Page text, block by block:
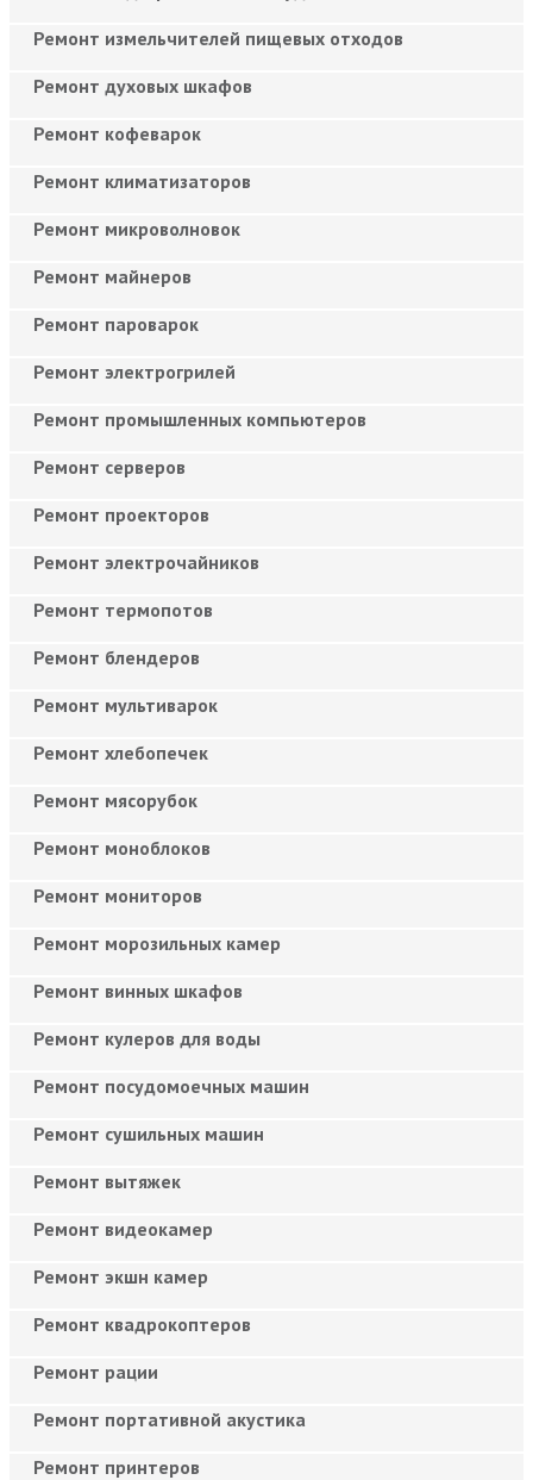
Ремонт измельчителей пищевых отходов
Ремонт духовых шкафов
Ремонт кофеварок
Ремонт климатизаторов
Ремонт микроволновок
Ремонт майнеров
Ремонт пароварок
Ремонт электрогрилей
Ремонт промышленных компьютеров
Ремонт серверов
Ремонт проекторов
Ремонт электрочайников
Ремонт термопотов
Ремонт блендеров
Ремонт мультиварок
Ремонт хлебопечек
Ремонт мясорубок
Ремонт моноблоков
Ремонт мониторов
Ремонт морозильных камер
Ремонт винных шкафов
Ремонт кулеров для воды
Ремонт посудомоечных машин
Ремонт сушильных машин
Ремонт вытяжек
Ремонт видеокамер
Ремонт экшн камер
Ремонт квадрокоптеров
Ремонт рации
Ремонт портативной акустика
Ремонт принтеров